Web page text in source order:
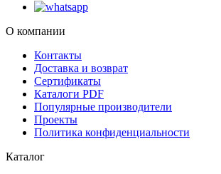
О компании
Контакты
Доставка и возврат
Сертификаты
Каталоги PDF
Популярные производители
Проекты
Политика конфиденциальности
Каталог